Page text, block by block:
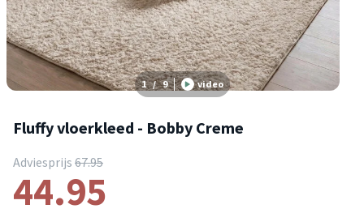
1 / 9 video
Fluffy vloerkleed - Bobby Creme
Adviesprijs 67.95
44.95